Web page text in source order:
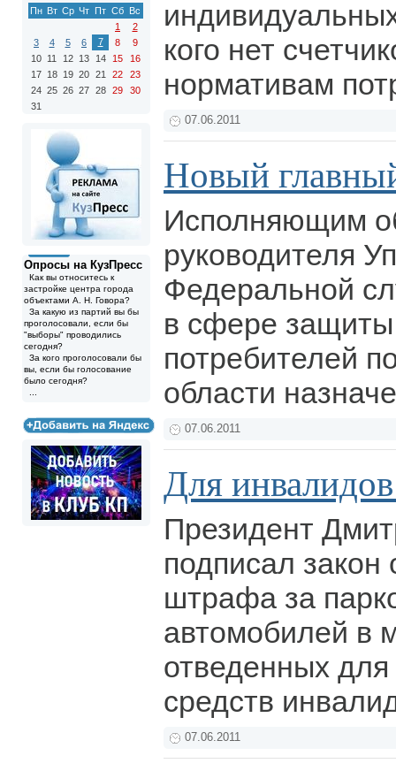
Пн Вт Ср Чт Пт Сб Вс
1
2
3
4 5 6 7 8
9
10 11 12 13 14 15
16
17 18 19 20 21 22
23
24 25 26 27 28 29
30
31
Опросы на КузПресс
Как вы относитесь к
застройке центра города
объектами А. Н. Говора?
За какую из партий вы бы
проголосовали, если бы
"выборы" проводились
сегодня?
За кого проголосовали бы
вы, если бы голосование
было сегодня?
кого нет
нормативам
07.06.2011
Новый
Исполняющим
руководителя
Федеральной
в сфере
потребителей
области
07.06.2011
Для
Президент
подписал закон
штрафа за
автомобилей в
отведенных
средств
07.06.2011